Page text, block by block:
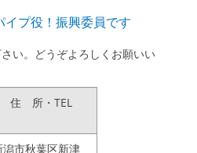
プ役！振興委員です
い。どうぞよろしくお願いい
住 所・TEL
潟市秋葉区新津